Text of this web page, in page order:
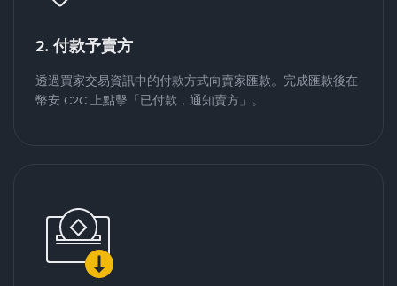
2. 付款予賣方
透過買家交易資訊中的付款方式向賣家匯款。完成匯款後在
幣安 C2C 上點擊「已付款，通知賣方」。